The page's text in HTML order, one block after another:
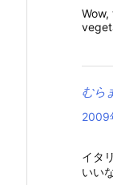
むら
2009
イタ
いい